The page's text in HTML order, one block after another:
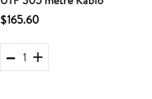
$165.60